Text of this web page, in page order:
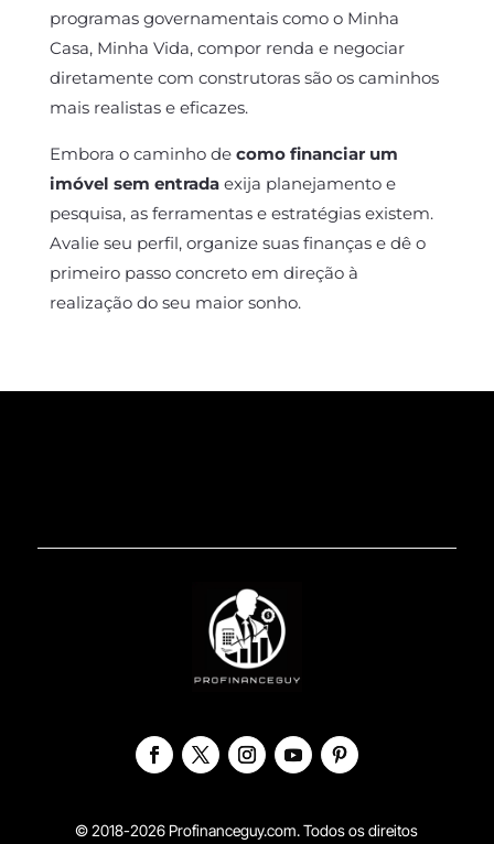
programas governamentais como o Minha
Casa, Minha Vida, compor renda e negociar
diretamente com construtoras são os caminhos
mais realistas e eficazes.
Embora o caminho de como financiar um
imóvel sem entradaexija planejamento e
pesquisa, as ferramentas e estratégias existem.
Avalie seu perfil, organize suas finanças e dê o
primeiro passo concreto em direção à
realização do seu maior sonho.
© 2018-2026 Profinanceguy.com. Todos os direitos